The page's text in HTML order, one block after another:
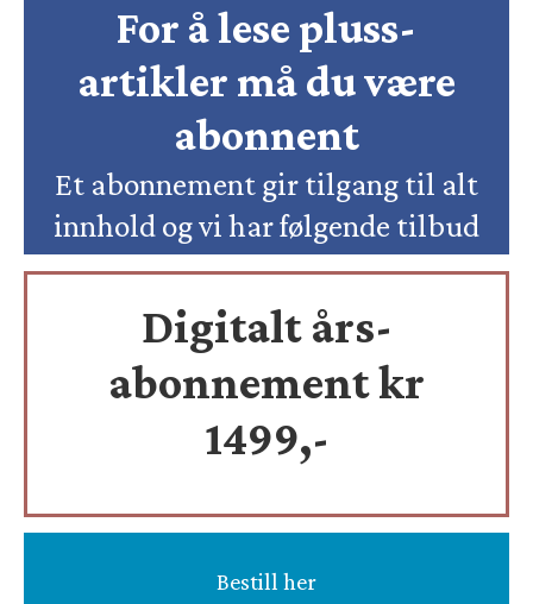
For å lese pluss-
artikler må du være
abonnent
Et abonnement gir tilgang til alt
innhold og vi har følgende tilbud
Digitalt års-
abonnement kr
1499,-
Bestill her